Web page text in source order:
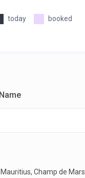
today booked
Champ de Mars